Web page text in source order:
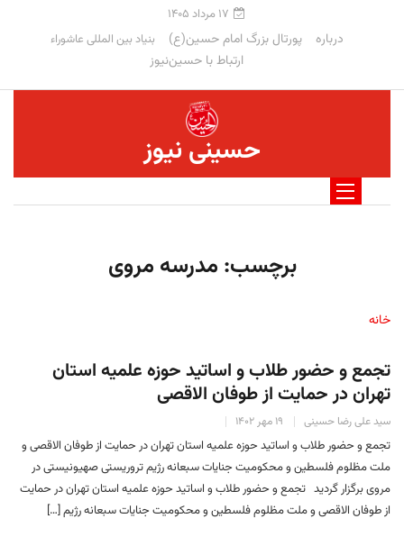
۱۷ مرداد ۱۴۰۵
درباره پورتال بزرگ امام حسین(ع) بنیاد بین المللی عاشوراء
ارتباط با حسین‌نیوز
حسینی نیوز
برچسب: مدرسه مروی
خانه
تجمع و حضور طلاب و اساتید حوزه علمیه استان
تهران در حمایت از طوفان الاقصی
سید علی رضا حسینی ۱۹ مهر ۱۴۰۲
تجمع و حضور طلاب و اساتید حوزه علمیه استان تهران در حمایت از طوفان الاقصی و
ملت مظلوم فلسطین و محکومیت جنایات سبعانه رژیم تروریستی صهیونیستی در
مروی برگزار گردید تجمع و حضور طلاب و اساتید حوزه علمیه استان تهران در حمایت
از طوفان الاقصی و ملت مظلوم فلسطین و محکومیت جنایات سبعانه رژیم […]